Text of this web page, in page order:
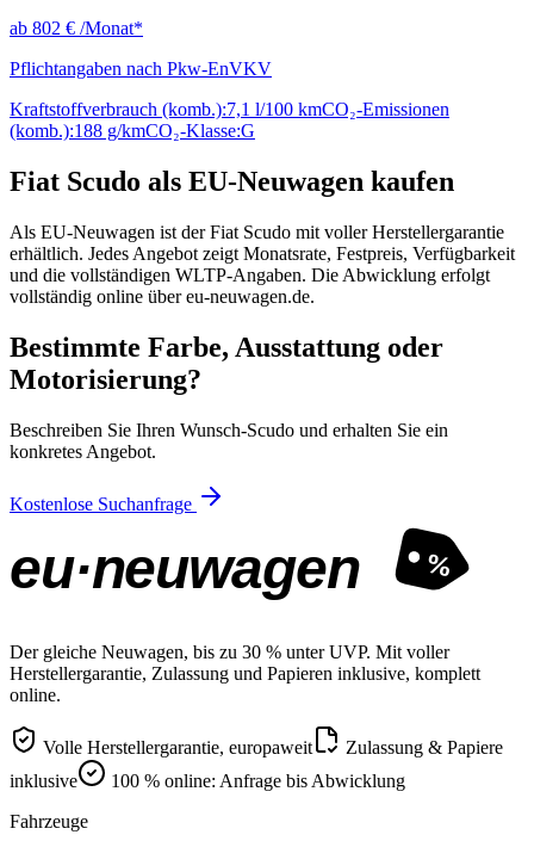
ab 802 € /Monat*
Pflichtangaben nach Pkw-EnVKV
Kraftstoffverbrauch (komb.):7,1 l/100 kmCO₂-Emissionen
(komb.):188 g/kmCO₂-Klasse:G
Fiat Scudo als EU-Neuwagen kaufen
Als EU-Neuwagen ist der Fiat Scudo mit voller Herstellergarantie
erhältlich. Jedes Angebot zeigt Monatsrate, Festpreis, Verfügbarkeit
und die vollständigen WLTP-Angaben. Die Abwicklung erfolgt
vollständig online über eu-neuwagen.de.
Bestimmte Farbe, Ausstattung oder
Motorisierung?
Beschreiben Sie Ihren Wunsch-Scudo und erhalten Sie ein
konkretes Angebot.
Kostenlose Suchanfrage
eu·neuwagen %
Der gleiche Neuwagen, bis zu 30 % unter UVP. Mit voller
Herstellergarantie, Zulassung und Papieren inklusive, komplett
online.
Volle Herstellergarantie, europaweit
Zulassung & Papiere
inklusive
100 % online: Anfrage bis Abwicklung
Fahrzeuge